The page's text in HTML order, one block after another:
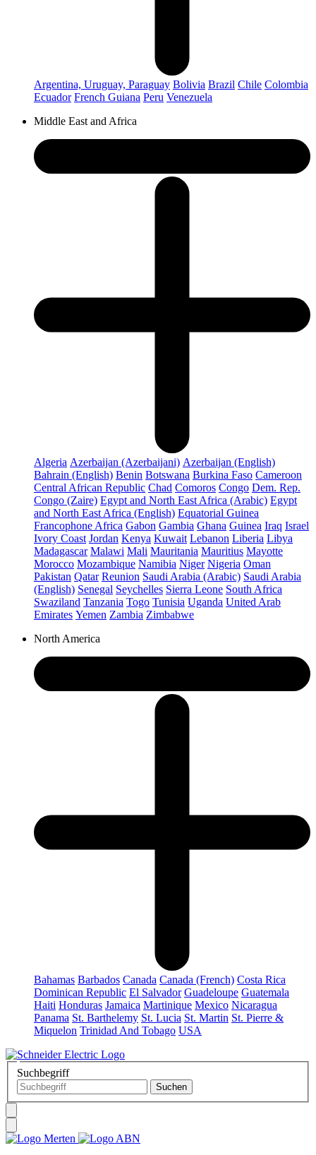
Argentina, Uruguay, Paraguay Bolivia Brazil Chile Colombia
Ecuador French Guiana Peru Venezuela
Middle East and Africa
Algeria Azerbaijan (Azerbaijani) Azerbaijan (English)
Bahrain (English) Benin Botswana Burkina Faso Cameroon
Central African Republic Chad Comoros Congo Dem. Rep.
Congo (Zaire) Egypt and North East Africa (Arabic) Egypt
and North East Africa (English) Equatorial Guinea
Francophone Africa Gabon Gambia Ghana Guinea Iraq Israel
Ivory Coast Jordan Kenya Kuwait Lebanon Liberia Libya
Madagascar Malawi Mali Mauritania Mauritius Mayotte
Morocco Mozambique Namibia Niger Nigeria Oman
Pakistan Qatar Reunion Saudi Arabia (Arabic) Saudi Arabia
(English) Senegal Seychelles Sierra Leone South Africa
Swaziland Tanzania Togo Tunisia Uganda United Arab
Emirates Yemen Zambia Zimbabwe
North America
Bahamas Barbados Canada Canada (French) Costa Rica
Dominican Republic El Salvador Guadeloupe Guatemala
Haiti Honduras Jamaica Martinique Mexico Nicaragua
Panama St. Barthelemy St. Lucia St. Martin St. Pierre &
Miquelon Trinidad And Tobago USA
Suchbegriff